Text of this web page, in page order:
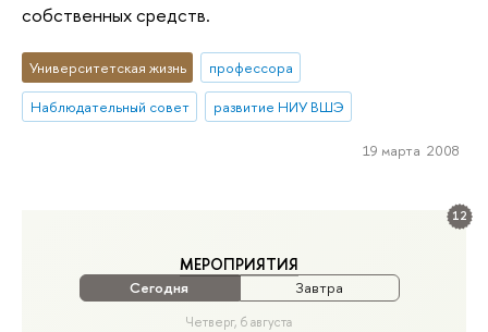
12
МЕРОПРИЯТИЯ
Сегодня Завтра
Четверг, 6 августа
собственных средств.
Университетская жизнь
профессора
Наблюдательный совет
развитие НИУ ВШЭ
19 марта 2008